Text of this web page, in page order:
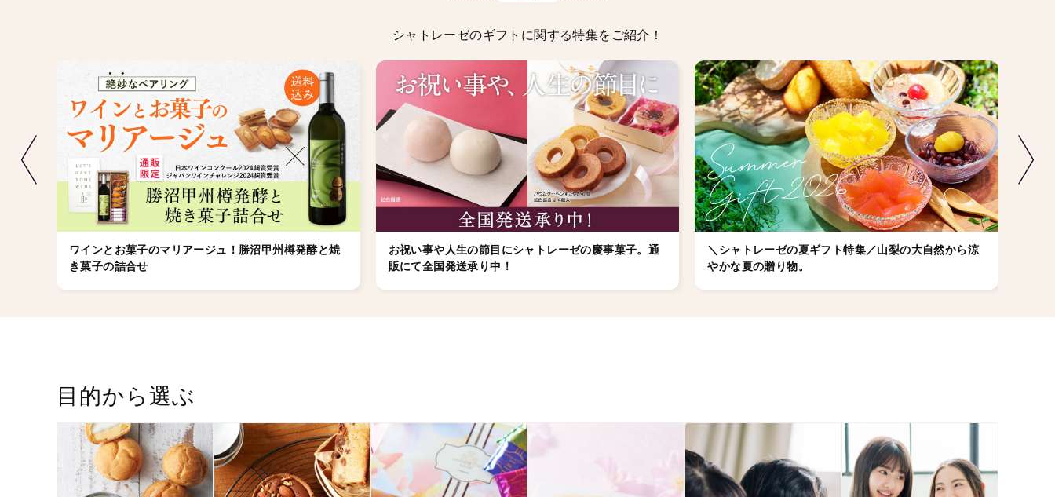
シャトレーゼのギフトに関する特集をご紹介！
ワインとお菓子のマリアージュ！勝沼甲州樽発酵と焼
き菓子の詰合せ
お祝い事や人生の節目にシャトレーゼの慶事菓子。通
販にて全国発送承り中！
＼シャトレーゼの夏ギフト特集／山梨の大自然から涼
やかな夏の贈り物。
目的から選ぶ